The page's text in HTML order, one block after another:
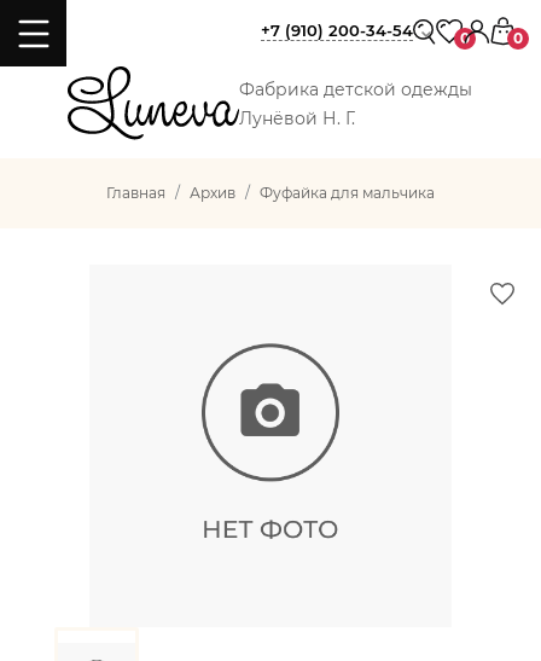
Фабрика детской одежды
Лунёвой Н. Г.
+7 (910) 200-34-54 0 0
Главная Архив Фуфайка для мальчика